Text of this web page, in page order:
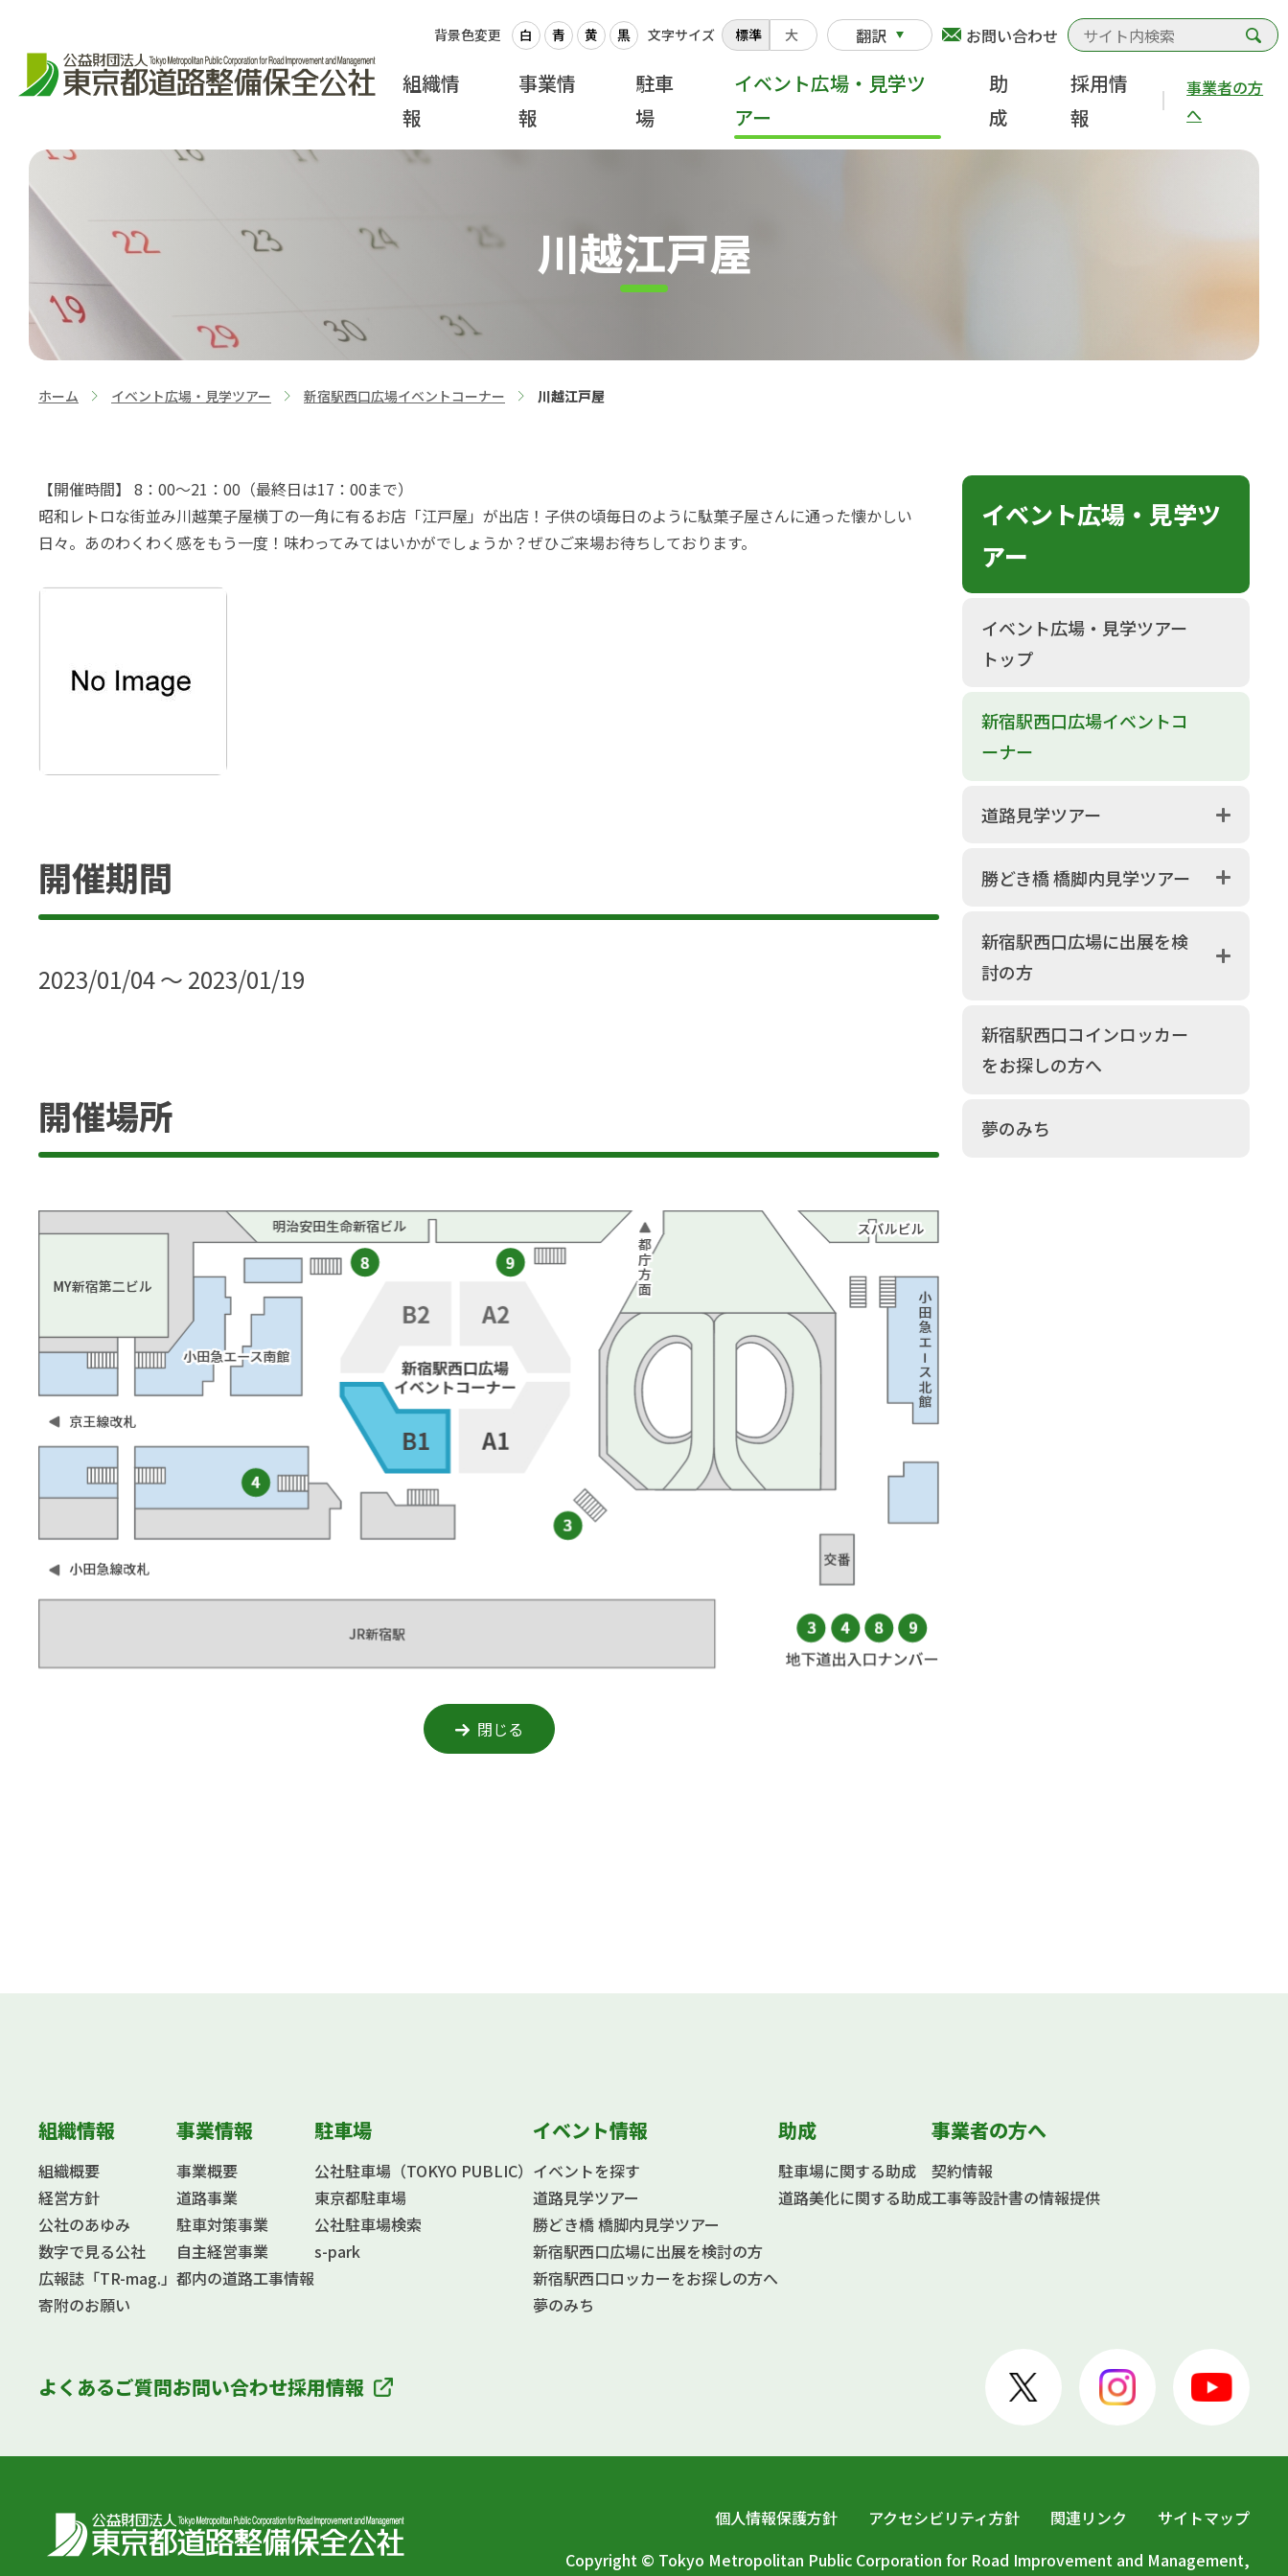
背景色変更 白 青 黄 黒 文字サイズ 標準 大 翻訳 お問い合わせ
組織情
報
事業情
報
駐車
場
イベント広場・見学ツ
アー
助
成
採用情
報
事業者の方
へ
川越江戸屋
ホーム
イベント広場・見学ツアー
新宿駅西口広場イベントコーナー
川越江戸屋
【開催時間】 8：00～21：00（最終日は17：00まで）
昭和レトロな街並み川越菓子屋横丁の一角に有るお店「江戸屋」が出店！子供の頃毎日のように駄菓子屋さんに通った懐かしい
日々。あのわくわく感をもう一度！味わってみてはいかがでしょうか？ぜひご来場お待ちしております。
開催期間
2023/01/04 ～ 2023/01/19
開催場所
閉じる
イベント広場・見学ツ
アー
イベント広場・見学ツアー
トップ
新宿駅西口広場イベントコ
ーナー
道路見学ツアー
勝どき橋 橋脚内見学ツアー
新宿駅西口広場に出展を検
討の方
新宿駅西口コインロッカー
をお探しの方へ
夢のみち
組織情報
組織概要
経営方針
公社のあゆみ
数字で見る公社
広報誌「TR-mag.」
寄附のお願い
事業情報
事業概要
道路事業
駐車対策事業
自主経営事業
都内の道路工事情報
駐車場
公社駐車場（TOKYO PUBLIC）
東京都駐車場
公社駐車場検索
s-park
イベント情報
イベントを探す
道路見学ツアー
勝どき橋 橋脚内見学ツアー
新宿駅西口広場に出展を検討の方
新宿駅西口ロッカーをお探しの方へ
夢のみち
助成
駐車場に関する助成
道路美化に関する助成
事業者の方へ
契約情報
工事等設計書の情報提供
よくあるご質問お問い合わせ採用情報
個人情報保護方針 アクセシビリティ方針 関連リンク
サイトマップ
Copyright © Tokyo Metropolitan Public Corporation for Road Improvement and Management,